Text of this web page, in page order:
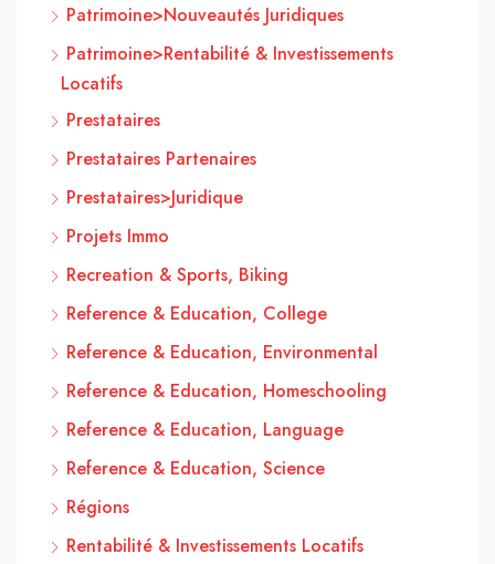
Patrimoine>Nouveautés Juridiques
Patrimoine>Rentabilité & Investissements
Locatifs
Prestataires
Prestataires Partenaires
Prestataires>Juridique
Projets Immo
Recreation & Sports, Biking
Reference & Education, College
Reference & Education, Environmental
Reference & Education, Homeschooling
Reference & Education, Language
Reference & Education, Science
Régions
Rentabilité & Investissements Locatifs